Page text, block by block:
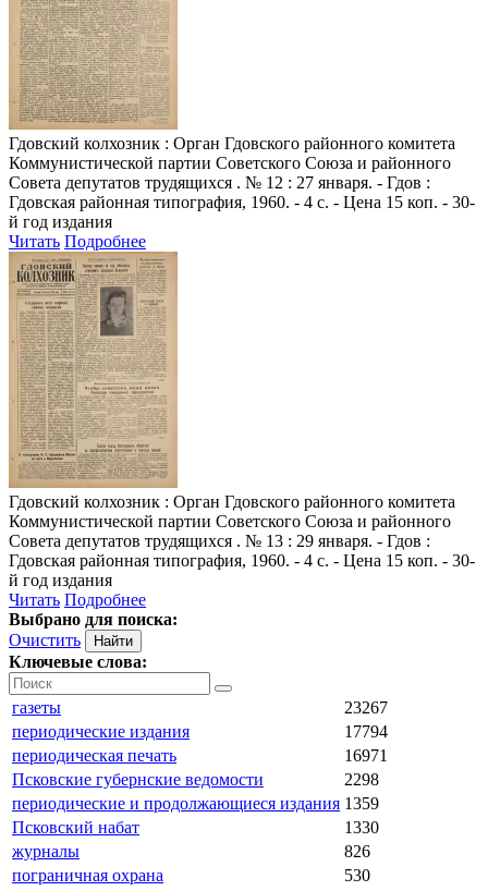
Гдовский колхозник : Орган Гдовского районного комитета
Коммунистической партии Советского Союза и районного
Совета депутатов трудящихся . № 12 : 27 января. - Гдов :
Гдовская районная типография, 1960. - 4 с. - Цена 15 коп. - 30-
й год издания
Читать Подробнее
Гдовский колхозник : Орган Гдовского районного комитета
Коммунистической партии Советского Союза и районного
Совета депутатов трудящихся . № 13 : 29 января. - Гдов :
Гдовская районная типография, 1960. - 4 с. - Цена 15 коп. - 30-
й год издания
Читать Подробнее
Выбрано для поиска:
Очистить
Ключевые слова:
газеты
23267
периодические издания
17794
периодическая печать
16971
Псковские губернские ведомости
2298
периодические и продолжающиеся издания 1359
Псковский набат
1330
журналы
826
пограничная охрана
530